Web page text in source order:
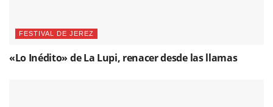
FESTIVAL DE JEREZ
«Lo Inédito» de La Lupi, renacer desde las llamas